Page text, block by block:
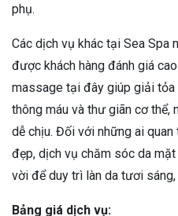
phụ.
Các dịch vụ khác tại Sea Spa
được khách hàng đánh giá
massage tại đây giúp giải
thông máu và thư giãn cơ thể,
dễ chịu. Đối với những ai
đẹp, dịch vụ chăm sóc da
vời để duy trì làn da tươi sáng,
Bảng giá dịch vụ: